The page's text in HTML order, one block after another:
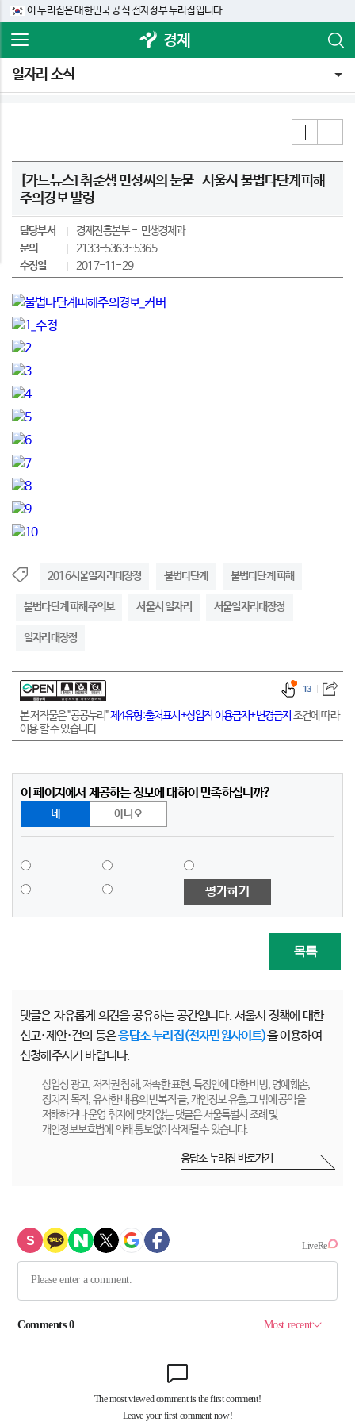
이 누리집은 대한민국 공식 전자정부 누리집입니다.
경제
일자리 소식
[카드뉴스] 취준생 민성씨의 눈물-서울시 불법다단계피해
주의경보 발령
담당부서 경제진흥본부
민생경제과
문의
2133-5363~5365
수정일
2017-11-29
2016서울일자리대장정 불법다단계 불법다단계 피해
불법다단계 피해주의보 서울시 일자리 서울일자리대장정
일자리대장정
본 저작물은 "공공누리"제4유형:출처표시+상업적 이용금지+변경금지 조건에 따라
이용 할 수 있습니다.
13
이 페이지에서 제공하는 정보에 대하여 만족하십니까?
네 아니오
평가하기
목록
댓글은 자유롭게 의견을 공유하는 공간입니다. 서울시 정책에 대한
신고·제안·건의 등은응답소 누리집(전자민원사이트)을 이용하여
신청해주시기 바랍니다.
상업성 광고, 저작권 침해, 저속한 표현, 특정인에 대한 비방, 명예훼손,
정치적 목적, 유사한 내용의 반복적 글, 개인정보 유출,그 밖에 공익을
저해하거나 운영 취지에 맞지 않는 댓글은 서울특별시 조례 및
개인정보보호법에 의해 통보없이 삭제될 수 있습니다.
응답소 누리집 바로가기